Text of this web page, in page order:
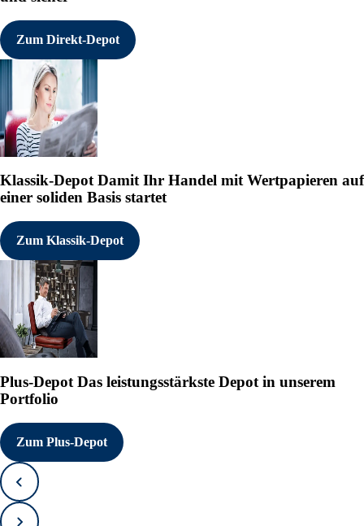
Zum Direkt-Depot
Klassik-DepotDamit Ihr Handel mit Wertpapieren auf
einer soliden Basis startet
Zum Klassik-Depot
Plus-Depot Das leistungsstärkste Depot in unserem
Portfolio
Zum Plus-Depot
Zurück